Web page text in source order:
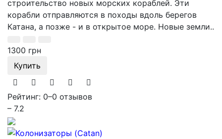
строительство новых морских кораблей. Эти
корабли отправляются в походы вдоль берегов
Катана, а позже - и в открытое море. Новые земли..
1300 грн
Купить
Рейтинг: 0–0 отзывов
– 7.2